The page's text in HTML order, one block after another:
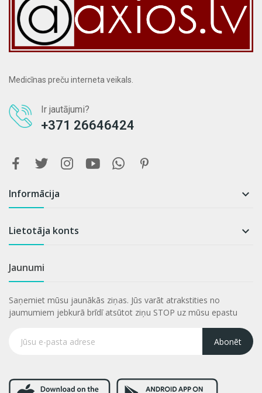
Medicīnas preču interneta veikals.
Ir jautājumi?
+371 26646424
Informācija 
Lietotāja konts 
Jaunumi
Saņemiet mūsu jaunākās ziņas. Jūs varāt atrakstities no
jaumumiem jebkurā brīdī atsūtot ziņu STOP uz mūsu epastu
Abonēt